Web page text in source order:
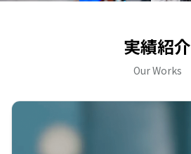
実績紹介
Our Works